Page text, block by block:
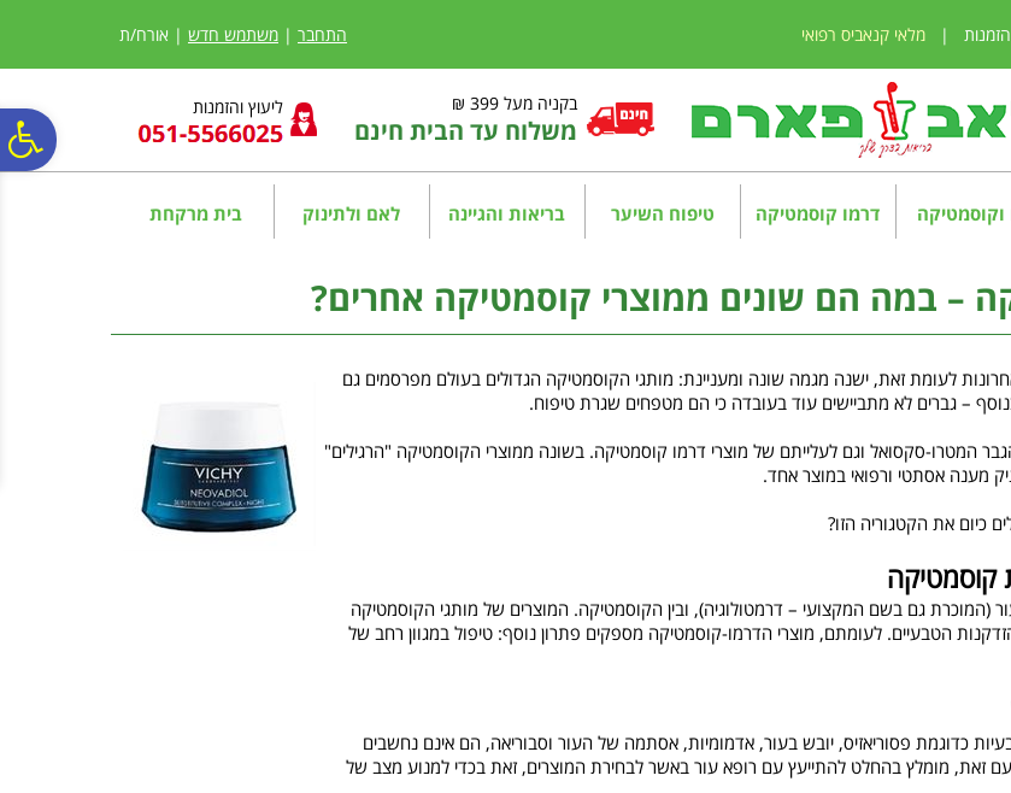
נגישות
אתר
המרכזי
| מלאי קנאביס רפואי התחבר | משתמש חדש | אורח/ת
בקניה מעל 399 ₪
משלוח עד הבית חינם
ליעוץ והזמנות
וקוסמטיקה דרמו קוסמטיקה טיפוח השיער בריאות והגיינה לאם ולתינוק בית מרקחת
– במה הם שונים ממוצרי קוסמטיקה אחרים?
לעומת זאת, ישנה מגמה שונה ומעניינת: מותגי הקוסמטיקה הגדולים בעולם מפרסמים גם
– גברים לא מתביישים עוד בעובדה כי הם מטפחים שגרת טיפוח.
המטרו-סקסואל וגם לעלייתם של מוצרי דרמו קוסמטיקה. בשונה ממוצרי הקוסמטיקה "הרגילים"
מענה אסתטי ורפואי במוצר אחד.
כיום את הקטגוריה הזו?
קוסמטיקה
גם בשם המקצועי – דרמטולוגיה), ובין הקוסמטיקה. המוצרים של מותגי הקוסמטיקה
הטבעיים. לעומתם, מוצרי הדרמו-קוסמטיקה מספקים פתרון נוסף: טיפול במגוון רחב של
כדוגמת פסוריאזיס, יובש בעור, אדמומיות, אסתמה של העור וסבוריאה, הם אינם נחשבים
זאת, מומלץ בהחלט להתייעץ עם רופא עור באשר לבחירת המוצרים, זאת בכדי למנוע מצב של